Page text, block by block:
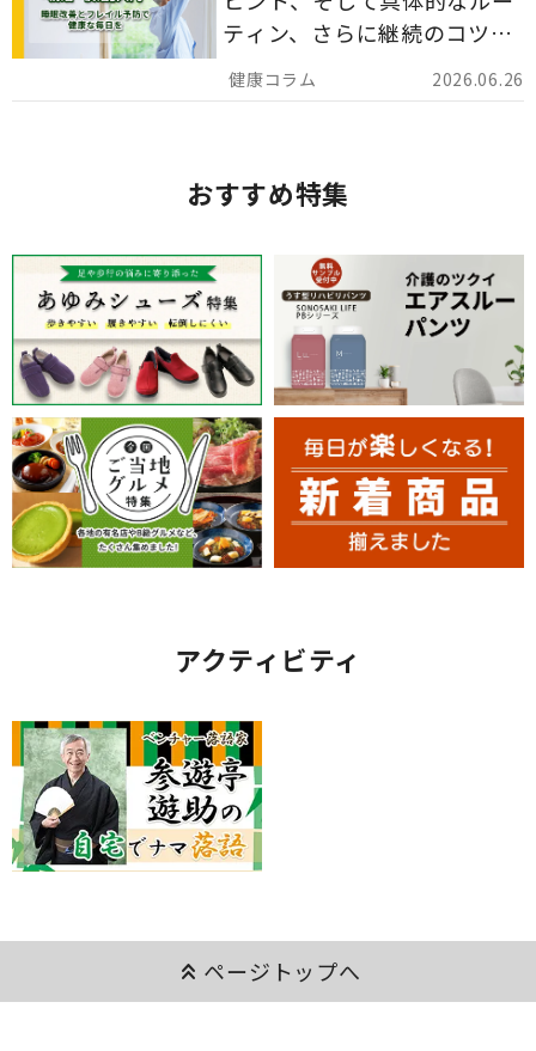
2026.06.26
ティン、さらに継続のコツま
でを詳しくご紹介します。
おすすめ特集
アクティビティ
keyboard_double_arrow_up ページトップへ